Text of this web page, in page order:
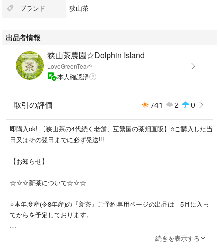
◎互繁園オリジナル『なつかし煎茶』
7年度産、販売開始です！！
☆互繁園のお茶豆知識☆
ゆっくりと育つ新芽には他地域とは違った濃厚な味や栄養が詰まっている
と言われています。互繁園では毎年一番茶のみしか摘まない為、二番茶な
どブレンドされる事なく皆さまへお届けが出来ます。また古い年度の一番
茶とも分けての販売なので、最新年度産の一番茶をいつでもお楽しみ頂け
ます♪より新鮮なお茶を味わっていただきたい為、狭山の茶組合へ加入し
ている農家直販のお茶は、賞味期限半年と決めて販売しております。(^-^)
【美味しく淹れる為に】
◯しっかりと茶葉が泳ぐ急須をご使用ください
(※お茶豆知識は、ネット上でのお茶選びにお役立てください。)
ブランド 狭山茶
出品者情報
狭山茶農園☆Dolphin Island
LoveGreenTea🌱
本人確認済
取引の評価 741 2 0
即購入ok! 【狭山茶の4代続く老舗、互繁園の茶畑直販】⭐️ご購入した当
日又はその翌日までに必ず発送‼︎!
【お知らせ】
☆☆☆新茶について☆☆☆
⭐️本年度産(令8年産)の『新茶』ご予約専用ページの出品は、5月に入っ
てからを予定しております。
⭐️本年度産(令8年産)の販売価格は検討中です。出来る限り皆さまへのご
続きを表示する